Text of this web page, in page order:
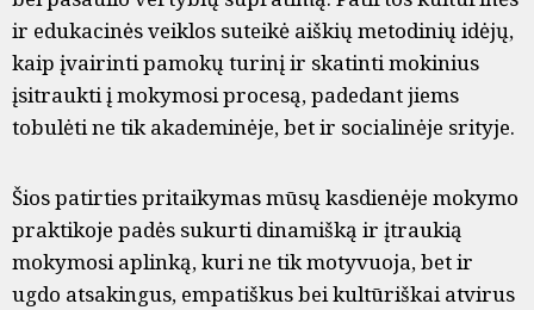
ir edukacinės veiklos suteikė aiškių metodinių idėjų,
kaip įvairinti pamokų turinį ir skatinti mokinius
įsitraukti į mokymosi procesą, padedant jiems
tobulėti ne tik akademinėje, bet ir socialinėje srityje.
Šios patirties pritaikymas mūsų kasdienėje mokymo
praktikoje padės sukurti dinamišką ir įtraukią
mokymosi aplinką, kuri ne tik motyvuoja, bet ir
ugdo atsakingus, empatiškus bei kultūriškai atvirus